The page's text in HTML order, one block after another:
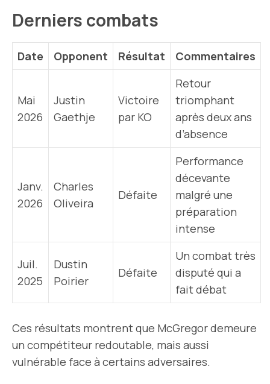
Derniers combats
Date Opponent Résultat Commentaires
Mai
2026
Justin
Gaethje
Victoire
par KO
Retour
triomphant
après deux ans
d’absence
Janv.
2026
Charles
Oliveira
Défaite
Performance
décevante
malgré une
préparation
intense
Juil.
2025
Dustin
Poirier
Défaite
Un combat très
disputé qui a
fait débat
Ces résultats montrent que McGregor demeure
un compétiteur redoutable, mais aussi
vulnérable face à certains adversaires.